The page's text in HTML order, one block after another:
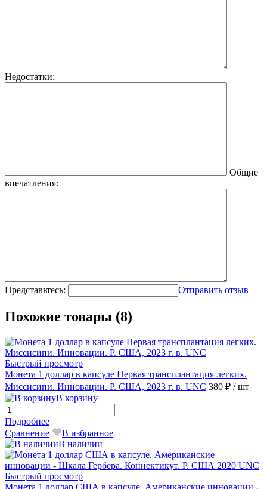
Недостатки:
Общие
впечатления:
Представьтесь: Отправить отзыв
Похожие товары (8)
Быстрый просмотр
Монета 1 доллар в капсуле Первая трансплантация легких.
Миссисипи. Инновации. P. США, 2023 г. в. UNC 380 ₽ / шт
В корзину
Подробнее
Сравнение
В избранное
В наличии
Быстрый просмотр
Монета 1 доллар США в капсуле. Американские инновации -